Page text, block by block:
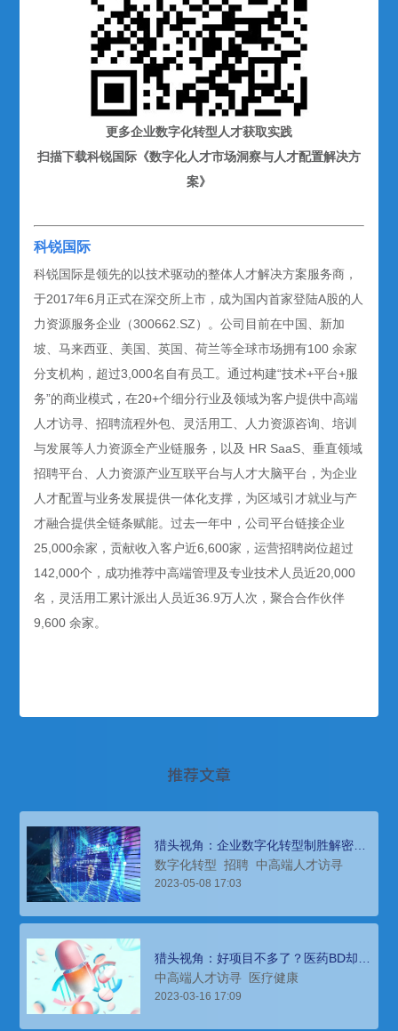
更多企业数字化转型人才获取实践
扫描下载科锐国际《数字化人才市场洞察与人才配置解决方
案》
科锐国际
科锐国际是领先的以技术驱动的整体人才解决方案服务商，
于2017年6月正式在深交所上市，成为国内首家登陆A股的人
力资源服务企业（300662.SZ）。公司目前在中国、新加
坡、马来西亚、美国、英国、荷兰等全球市场拥有100 余家
分支机构，超过3,000名自有员工。通过构建“技术+平台+服
务”的商业模式，在20+个细分行业及领域为客户提供中高端
人才访寻、招聘流程外包、灵活用工、人力资源咨询、培训
与发展等人力资源全产业链服务，以及 HR SaaS、垂直领域
招聘平台、人力资源产业互联平台与人才大脑平台，为企业
人才配置与业务发展提供一体化支撑，为区域引才就业与产
才融合提供全链条赋能。过去一年中，公司平台链接企业
25,000余家，贡献收入客户近6,600家，运营招聘岗位超过
142,000个，成功推荐中高端管理及专业技术人员近20,000
名，灵活用工累计派出人员近36.9万人次，聚合合作伙伴
9,600 余家。
推荐文章
猎头视角：企业数字化转型制胜解密：
核心人才引入！
数字化转型 招聘 中高端人才访寻
2023-05-08 17:03
猎头视角：好项目不多了？医药BD却
200万年薪难招一岗？！
中高端人才访寻 医疗健康
2023-03-16 17:09